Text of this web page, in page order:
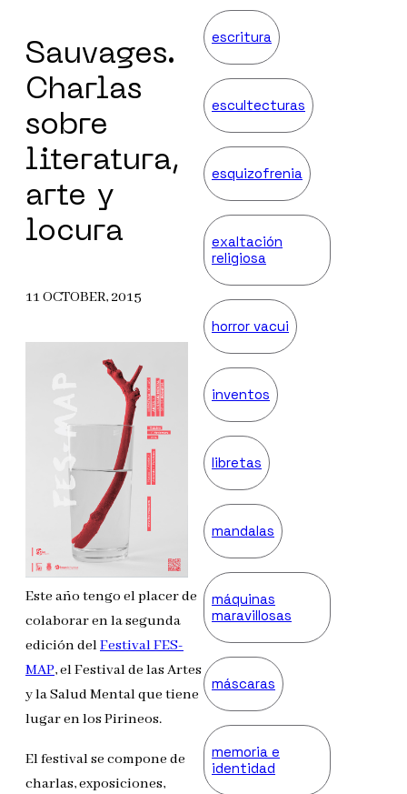
Sauvages.
Charlas
sobre
literatura,
arte y
locura
11 OCTOBER, 2015
Este año tengo el placer de
colaborar en la segunda
edición delFestival FES-
MAP, el Festival de las Artes
y la Salud Mental que tiene
lugar en los Pirineos.
El festival se compone de
charlas, exposiciones,
escritura
escultecturas
esquizofrenia
exaltación
religiosa
horror vacui
inventos
libretas
mandalas
máquinas
maravillosas
máscaras
memoria e
identidad